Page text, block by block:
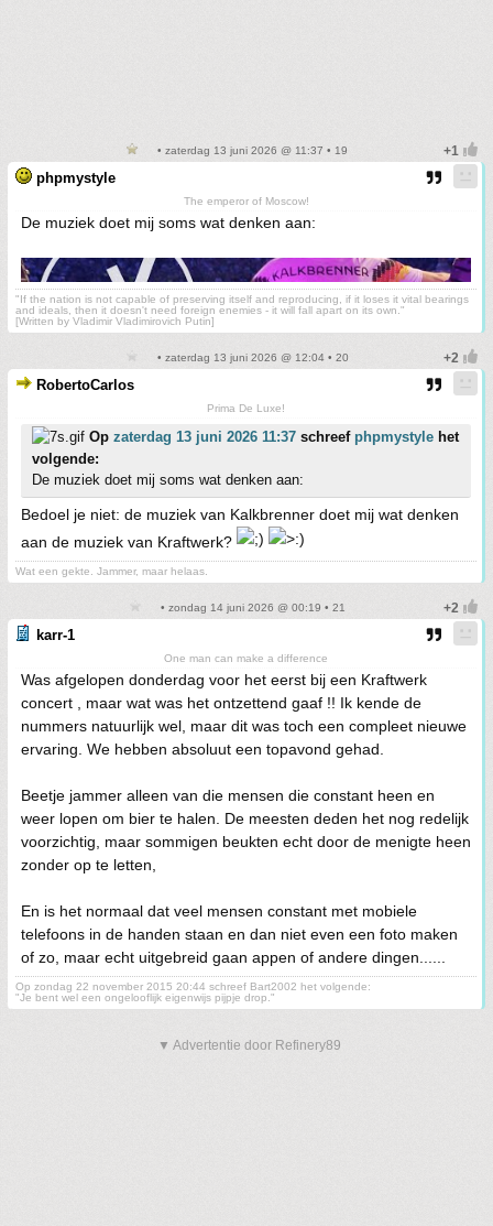
• zaterdag 13 juni 2026 @ 11:37 • 19
phpmystyle
The emperor of Moscow!
De muziek doet mij soms wat denken aan:
"If the nation is not capable of preserving itself and reproducing, if it loses it vital bearings
and ideals, then it doesn't need foreign enemies - it will fall apart on its own."
[Written by Vladimir Vladimirovich Putin]
• zaterdag 13 juni 2026 @ 12:04 • 20
RobertoCarlos
Prima De Luxe!
Op zaterdag 13 juni 2026 11:37 schreef phpmystyle het
volgende:
De muziek doet mij soms wat denken aan:
Bedoel je niet: de muziek van Kalkbrenner doet mij wat denken
aan de muziek van Kraftwerk?
Wat een gekte. Jammer, maar helaas.
• zondag 14 juni 2026 @ 00:19 • 21
karr-1
One man can make a difference
Was afgelopen donderdag voor het eerst bij een Kraftwerk
concert , maar wat was het ontzettend gaaf !! Ik kende de
nummers natuurlijk wel, maar dit was toch een compleet nieuwe
ervaring. We hebben absoluut een topavond gehad.
Beetje jammer alleen van die mensen die constant heen en
weer lopen om bier te halen. De meesten deden het nog redelijk
voorzichtig, maar sommigen beukten echt door de menigte heen
zonder op te letten,
En is het normaal dat veel mensen constant met mobiele
telefoons in de handen staan en dan niet even een foto maken
of zo, maar echt uitgebreid gaan appen of andere dingen......
Op zondag 22 november 2015 20:44 schreef Bart2002 het volgende:
"Je bent wel een ongelooflijk eigenwijs pijpje drop."
▼ Advertentie door Refinery89